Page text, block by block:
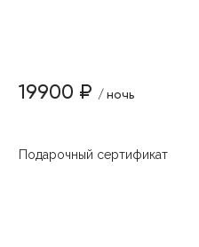
19900 ₽ / ночь
Подарочный сертификат